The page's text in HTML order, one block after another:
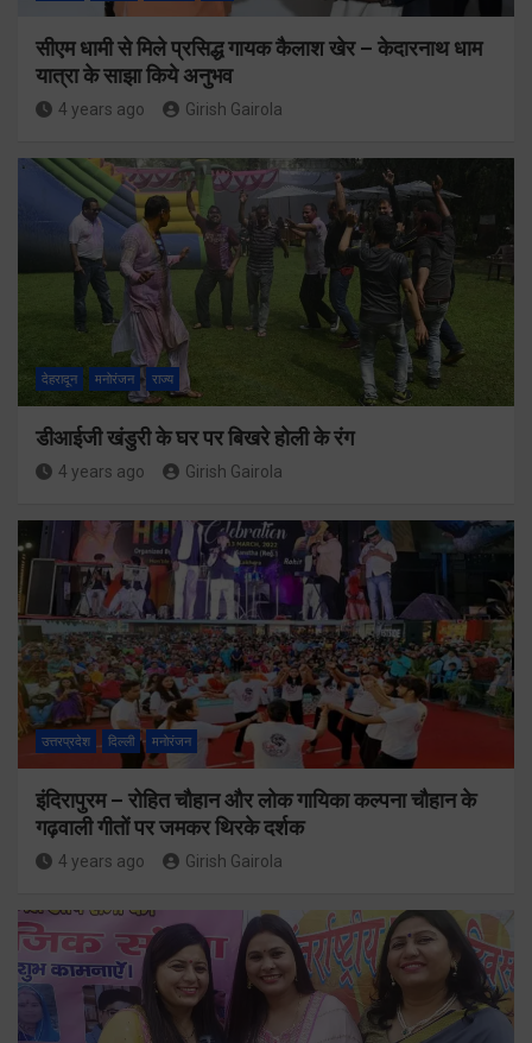
सीएम धामी से मिले प्रसिद्ध गायक कैलाश खेर – केदारनाथ धाम
यात्रा के साझा किये अनुभव
4 years ago Girish Gairola
देहरादून मनोरंजन राज्य
डीआईजी खंडुरी के घर पर बिखरे होली के रंग
4 years ago Girish Gairola
उत्तरप्रदेश दिल्ली मनोरंजन
इंदिरापुरम – रोहित चौहान और लोक गायिका कल्पना चौहान के
गढ़वाली गीतों पर जमकर थिरके दर्शक
4 years ago Girish Gairola